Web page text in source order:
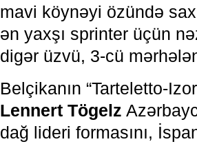
mavi köynəyi özündə
ən yaxşı sprinter üçün
digər üzvü, 3-cü
Belçikanın “Tarteletto-
Lennert Tögelz
dağ lideri formasını,